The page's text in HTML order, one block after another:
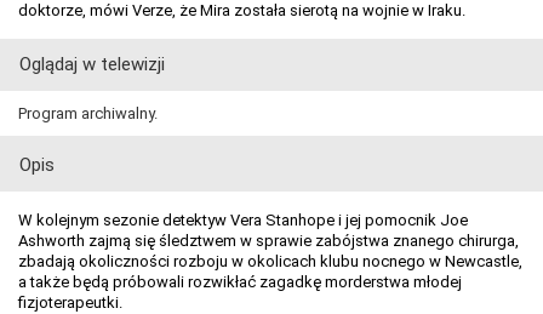
doktorze, mówi Verze, że Mira została sierotą na wojnie w Iraku.
Oglądaj w telewizji
Program archiwalny.
Opis
W kolejnym sezonie detektyw Vera Stanhope i jej pomocnik Joe
Ashworth zajmą się śledztwem w sprawie zabójstwa znanego chirurga,
zbadają okoliczności rozboju w okolicach klubu nocnego w Newcastle,
a także będą próbowali rozwikłać zagadkę morderstwa młodej
fizjoterapeutki.